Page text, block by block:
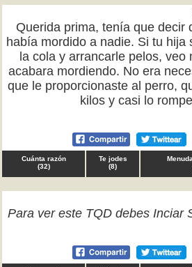
Querida prima, tenía que decir
había mordido a nadie. Si tu hija
la cola y arrancarle pelos, veo
acabara mordiendo. No era
que le proporcionaste al perro,
kilos y casi lo
Cuánta razón
(32)
Te jodes
(8)
Para ver este TQD debes Inciar